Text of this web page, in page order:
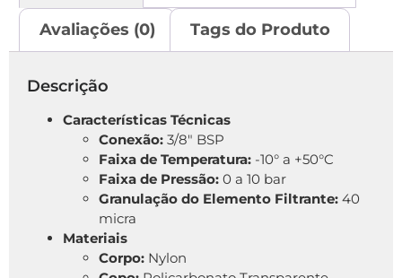
Avaliações (0) Tags do Produto
Descrição
Características Técnicas
Conexão: 3/8″ BSP
Faixa de Temperatura: -10° a +50°C
Faixa de Pressão: 0 a 10 bar
Granulação do Elemento Filtrante: 40
micra
Materiais
Corpo: Nylon